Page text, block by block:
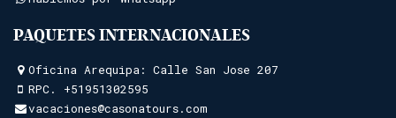
PAQUETES INTERNACIONALES
Oficina Arequipa: Calle San Jose 207
RPC. +51951302595
vacaciones@casonatours.com